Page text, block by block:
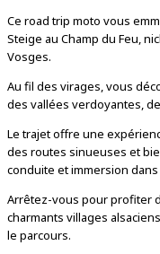
Ce road trip moto vous
Steige au Champ du Feu,
Vosges.
Au fil des virages, vous
des vallées verdoyantes,
Le trajet offre une
des routes sinueuses et
conduite et immersion dans
Arrêtez-vous pour profiter
charmants villages
le parcours.